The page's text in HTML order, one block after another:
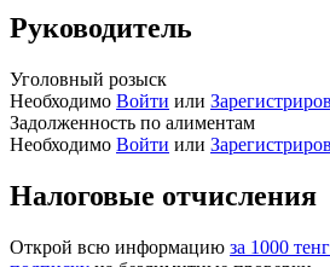
Руководитель
Уголовный розыск
Необходимо Войти или
Задолженность по алиментам
Необходимо Войти или
Налоговые отчисления
Открой всю информацию за 1000